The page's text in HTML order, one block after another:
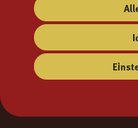
Impressum AGB